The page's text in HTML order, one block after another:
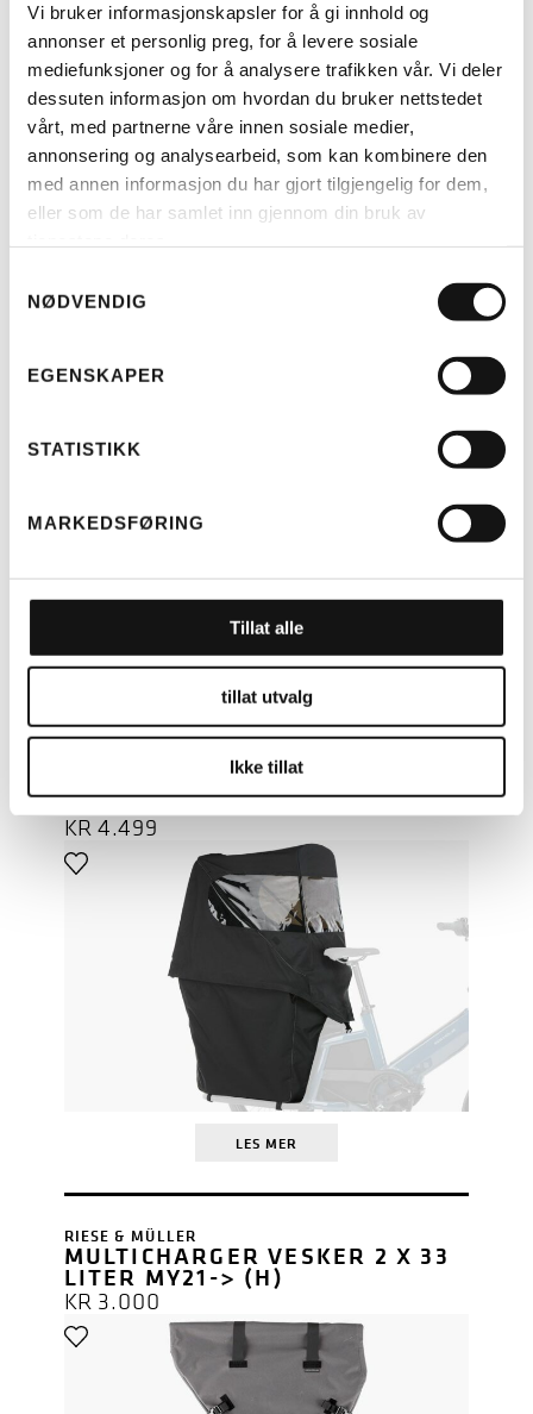
Vi bruker informasjonskapsler for å gi innhold og
annonser et personlig preg, for å levere sosiale
mediefunksjoner og for å analysere trafikken vår. Vi deler
dessuten informasjon om hvordan du bruker nettstedet
vårt, med partnerne våre innen sosiale medier,
annonsering og analysearbeid, som kan kombinere den
med annen informasjon du har gjort tilgjengelig for dem,
eller som de har samlet inn gjennom din bruk av
NØDVENDIG
EGENSKAPER
STATISTIKK
MARKEDSFØRING
Tillat alle
tillat utvalg
Ikke tillat
LES MER
RIESE & MÜLLER
TELT MULTICHARGER KOMPLETT
LES MER
TELT MULTITINKER KOMPLETT
(H)
KR4.499
LES MER
RIESE & MÜLLER
MULTICHARGER VESKER 2 X 33
LITER MY21-> (H)
KR 3.000